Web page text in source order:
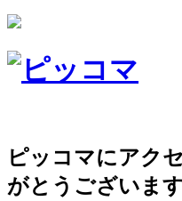
ピッコマにアク
がとうございます